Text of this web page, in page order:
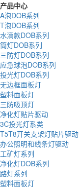
产品中心
A泡DOB系列
T泡DOB系列
水滴款DOB系列
筒灯DOB系列
三防灯DOB系列
应急球泡DOB系列
投光灯DOB系列
无边框面板灯
塑料面板灯
三防吸顶灯
净化灯贴片驱动
3C投光灯系类
T5T8开关支架灯贴片驱动
办公照明和线条灯驱动
工矿灯系列
净化灯DOB系列
路灯系列
塑料面板灯